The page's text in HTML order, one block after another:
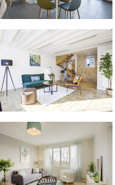
HÉROUVILLE
Appartement neuf
MONDEVILLE
Maison de ville